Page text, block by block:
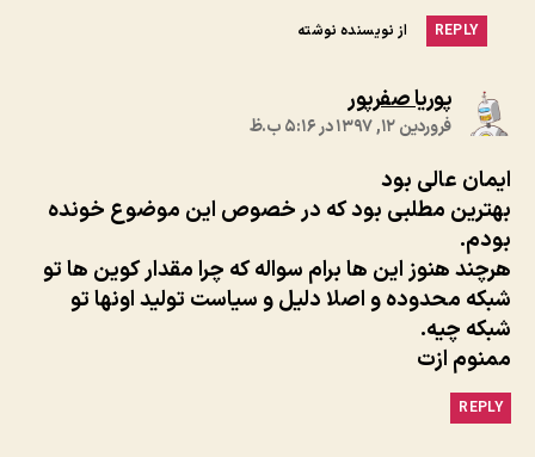
REPLY از نویسنده نوشته
پوریا صفرپور
فروردین ۱۲, ۱۳۹۷ در ۵:۱۶ ب.ظ
ایمان عالی بود
بهترین مطلبی بود که در خصوص این موضوع خونده
بودم.
هرچند هنوز این ها برام سواله که چرا مقدار کوین ها تو
شبکه محدوده و اصلا دلیل و سیاست تولید اونها تو
شبکه چیه.
ممنوم ازت
REPLY